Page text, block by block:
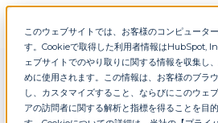
このウェブサイトでは、お客様のコンピュータ
す。Cookieで取得した利用者情報はHubSpot,
ェブサイトでのやり取りに関する情報を収集し
めに使用されます。この情報は、お客様のブラ
し、カスタマイズすること、ならびにこのウェ
アの訪問者に関する解析と指標を得ることを目
お
お知らせ